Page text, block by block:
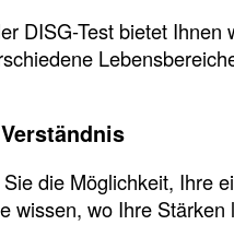
DISG-Test bietet
die Möglichkeit, Ihre
wissen, wo Ihre